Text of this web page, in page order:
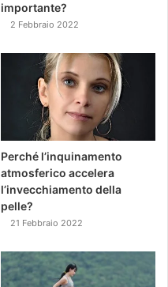
importante?
2 Febbraio 2022
Perché l’inquinamento
atmosferico accelera
l’invecchiamento della
pelle?
21 Febbraio 2022